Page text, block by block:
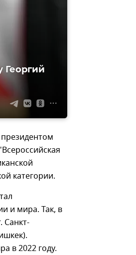
Георгий
категории.
и мира. Так, в
Санкт-
в 2022 году.